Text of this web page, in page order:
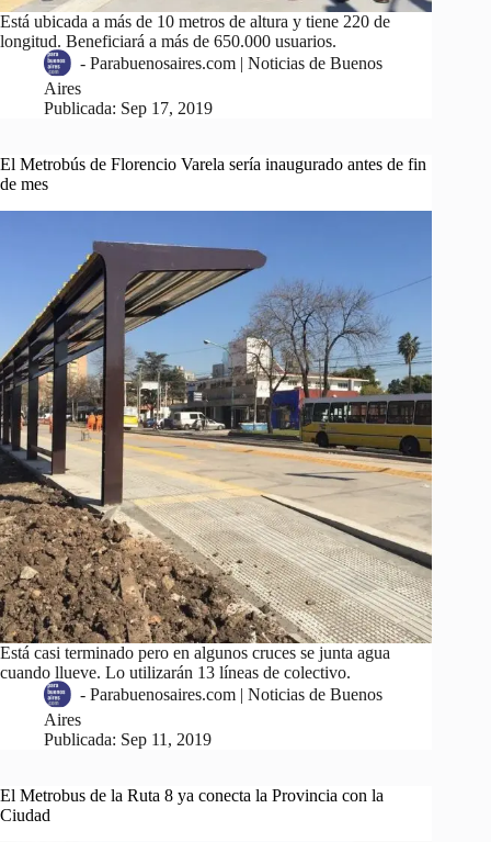
Está ubicada a más de 10 metros de altura y tiene 220 de
longitud. Beneficiará a más de 650.000 usuarios.
- Parabuenosaires.com | Noticias de Buenos
Aires
Publicada: Sep 17, 2019
El Metrobús de Florencio Varela sería inaugurado antes de fin
de mes
Está casi terminado pero en algunos cruces se junta agua
cuando llueve. Lo utilizarán 13 líneas de colectivo.
- Parabuenosaires.com | Noticias de Buenos
Aires
Publicada: Sep 11, 2019
El Metrobus de la Ruta 8 ya conecta la Provincia con la
Ciudad